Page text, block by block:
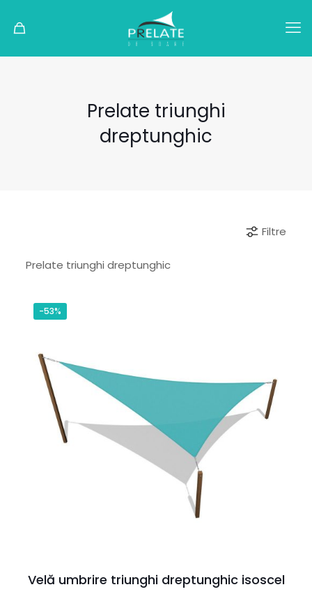
Prelate triunghi
dreptunghic
Filtre
Prelate triunghi dreptunghic
-53%
Velă umbrire triunghi dreptunghic isoscel